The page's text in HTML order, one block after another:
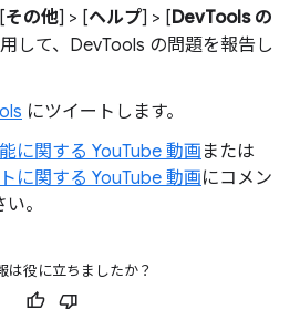
[その他] > [ヘルプ] > [DevTools の
して、DevTools の問題を報告し
にツイートします。
に関する YouTube 動画 または
に関する YouTube 動画にコメン
。
は役に立ちましたか？